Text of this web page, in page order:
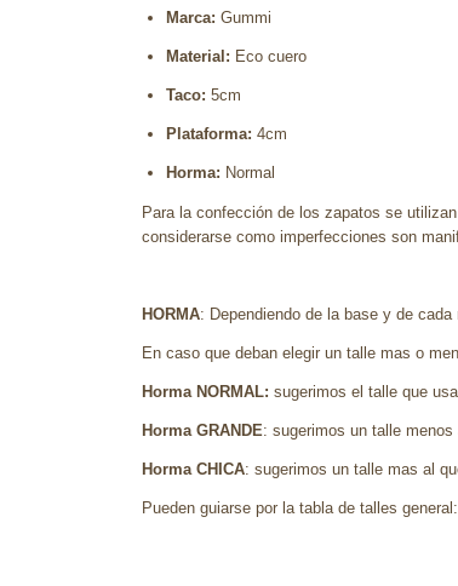
Marca: Gummi
Material: Eco cuero
Taco: 5cm
Plataforma: 4cm
Horma: Normal
Para la confección de los zapatos se
considerarse como imperfecciones son
HORMA: Dependiendo de la base y de
En caso que deban elegir un talle mas o
Horma NORMAL: sugerimos el talle que
Horma GRANDE: sugerimos un talle
Horma CHICA: sugerimos un talle mas al
Pueden guiarse por la tabla de talles